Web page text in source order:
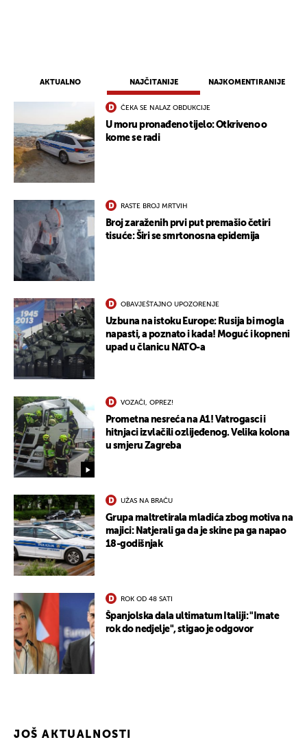
AKTUALNO NAJČITANIJE NAJKOMENTIRANIJE
ČEKA SE NALAZ OBDUKCIJE
U moru pronađeno tijelo: Otkriveno o
kome se radi
RASTE BROJ MRTVIH
Broj zaraženih prvi put premašio četiri
tisuće: Širi se smrtonosna epidemija
OBAVJEŠTAJNO UPOZORENJE
Uzbuna na istoku Europe: Rusija bi mogla
napasti, a poznato i kada! Moguć i kopneni
upad u članicu NATO-a
VOZAČI, OPREZ!
Prometna nesreća na A1! Vatrogasci i
hitnjaci izvlačili ozlijeđenog. Velika kolona
u smjeru Zagreba
UŽAS NA BRAČU
Grupa maltretirala mladića zbog motiva na
majici: Natjerali ga da je skine pa ga napao
18-godišnjak
ROK OD 48 SATI
Španjolska dala ultimatum Italiji: "Imate
rok do nedjelje", stigao je odgovor
JOŠ AKTUALNOSTI
UKLJUČITE NOTIFIKACIJE